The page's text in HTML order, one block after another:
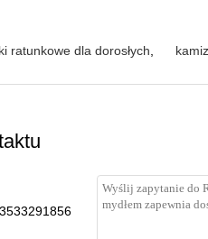
ratunkowe dla dorosłych